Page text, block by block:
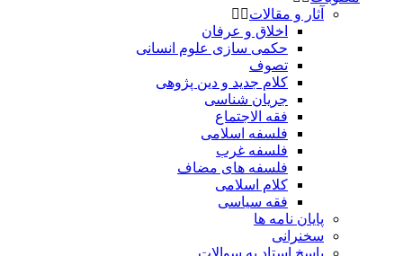
آثار و مقالات
اخلاق و عرفان
حکمی سازی علوم انسانی
تصوف
کلام جدید و دین پژوهی
جریان شناسی
فقه الاجتماع
فلسفه اسلامی
فلسفه غرب
فلسفه های مضاف
کلام اسلامی
فقه سیاسی
پایان نامه ها
سخنرانی
پاسخ استاد به سوالات